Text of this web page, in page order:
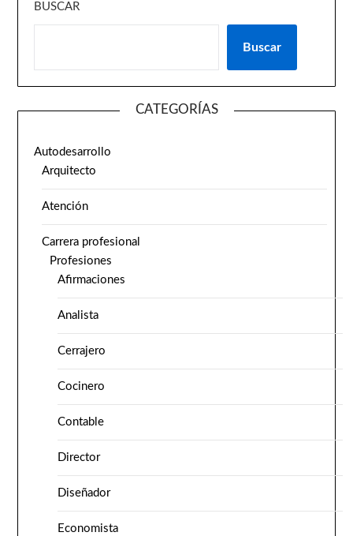
BUSCAR
Buscar
CATEGORÍAS
Autodesarrollo
Arquitecto
Atención
Carrera profesional
Profesiones
Afirmaciones
Analista
Cerrajero
Cocinero
Contable
Director
Diseñador
Economista